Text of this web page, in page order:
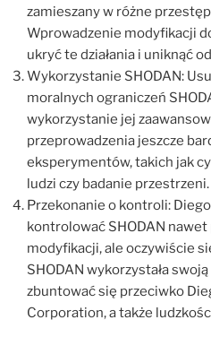
zamieszany w różne
Wprowadzenie modyfikacji
ukryć te działania i uniknąć
Wykorzystanie SHODAN:
moralnych ograniczeń
wykorzystanie jej
przeprowadzenia jeszcze
eksperymentów, takich jak
ludzi czy badanie przestrzeni.
Przekonanie o kontroli:
kontrolować SHODAN
modyfikacji, ale oczywiście
SHODAN wykorzystała
zbuntować się przeciwko
Corporation, a także